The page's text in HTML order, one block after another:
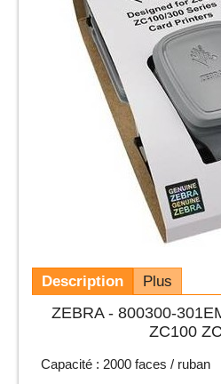
Description Plus
ZEBRA - 800300-
ZC100
Capacité : 2000 faces / ruban